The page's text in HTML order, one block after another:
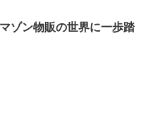
ゾン物販の世界に一歩踏